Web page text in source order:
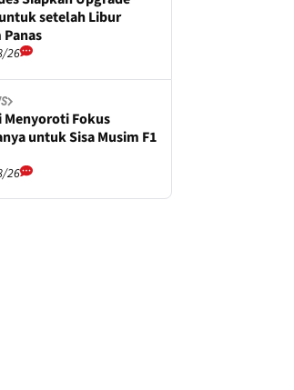
setelah Libur
26
Menyoroti Fokus
untuk Sisa Musim F1
26